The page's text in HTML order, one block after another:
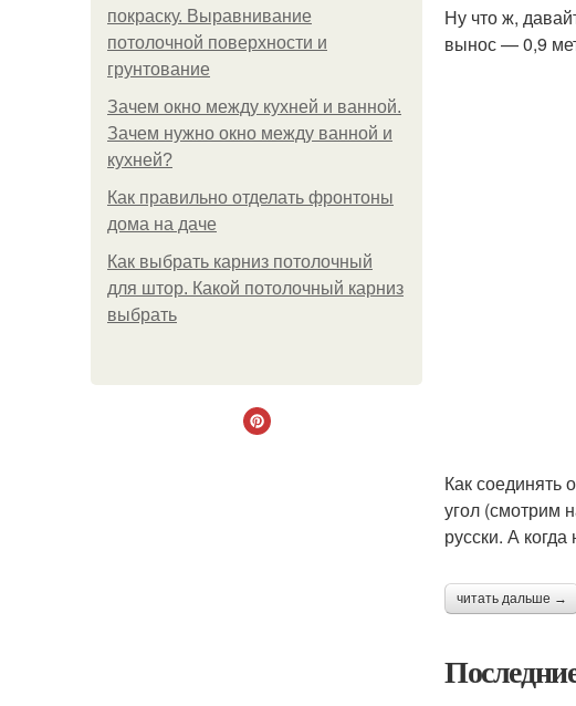
покраску. Выравнивание
потолочной поверхности и
грунтование
Зачем окно между кухней и ванной.
Зачем нужно окно между ванной и
кухней?
Как правильно отделать фронтоны
дома на даче
Как выбрать карниз потолочный
для штор. Какой потолочный карниз
выбрать
Ну что ж,
вынос — 0,9
Как соединять
угол (смотрим
русски. А
читать дальше →